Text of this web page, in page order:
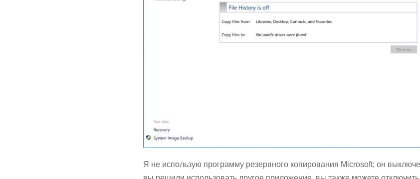
Я не использую программу резервного копирования Microsoft; он